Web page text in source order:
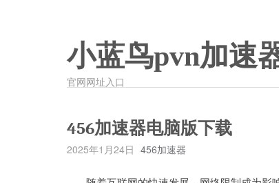
小蓝鸟pvn加速
官网网址入口
456加速器电脑版下载
2025年1月24日 456加速器